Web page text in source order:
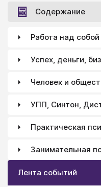
Содержание
Работа над собой
Успех, деньги,
Человек и
УПП, Синтон,
Практическая
Занимательная
Лента событий